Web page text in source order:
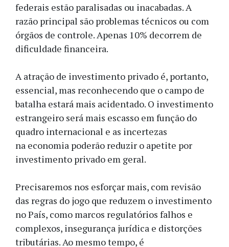
federais estão paralisadas ou inacabadas. A
razão principal são problemas técnicos ou com
órgãos de controle. Apenas 10% decorrem de
dificuldade financeira.
A atração de investimento privado é, portanto,
essencial, mas reconhecendo que o campo de
batalha estará mais acidentado. O investimento
estrangeiro será mais escasso em função do
quadro internacional e as incertezas
na economia poderão reduzir o apetite por
investimento privado em geral.
Precisaremos nos esforçar mais, com revisão
das regras do jogo que reduzem o investimento
no País, como marcos regulatórios falhos e
complexos, insegurança jurídica e distorções
tributárias. Ao mesmo tempo, é